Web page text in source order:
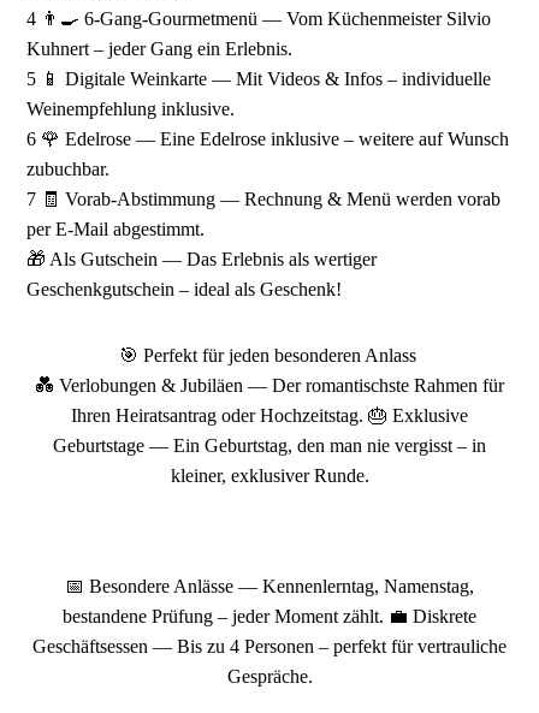
4 👨‍🍳 6-Gang-Gourmetmenü — Vom Küchenmeister Silvio
Kuhnert – jeder Gang ein Erlebnis.
5 📱 Digitale Weinkarte — Mit Videos & Infos – individuelle
Weinempfehlung inklusive.
6 🌹 Edelrose — Eine Edelrose inklusive – weitere auf Wunsch
zubuchbar.
7 🧾 Vorab-Abstimmung — Rechnung & Menü werden vorab
per E-Mail abgestimmt.
🎁 Als Gutschein — Das Erlebnis als wertiger
Geschenkgutschein – ideal als Geschenk!
🎯 Perfekt für jeden besonderen Anlass
💑 Verlobungen & Jubiläen — Der romantischste Rahmen für
Ihren Heiratsantrag oder Hochzeitstag. 🎂 Exklusive
Geburtstage — Ein Geburtstag, den man nie vergisst – in
kleiner, exklusiver Runde.
📅 Besondere Anlässe — Kennenlerntag, Namenstag,
bestandene Prüfung – jeder Moment zählt. 💼 Diskrete
Geschäftsessen — Bis zu 4 Personen – perfekt für vertrauliche
Gespräche.